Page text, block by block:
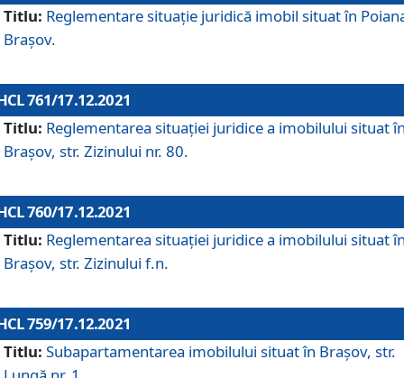
Titlu: Reglementare situație juridică imobil situat în
Brașov.
761/17.12.2021
Titlu: Reglementarea situației juridice a imobilului situat
Brașov, str. Zizinului nr. 80.
760/17.12.2021
Titlu: Reglementarea situației juridice a imobilului situat
Brașov, str. Zizinului f.n.
759/17.12.2021
Titlu: Subapartamentarea imobilului situat în Brașov, str.